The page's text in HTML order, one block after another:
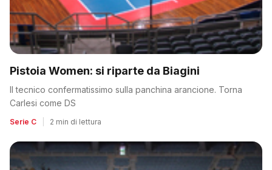
Pistoia Women: si riparte da Biagini
Il tecnico confermatissimo sulla panchina arancione. Torna
Carlesi come DS
Serie C 2 min di lettura